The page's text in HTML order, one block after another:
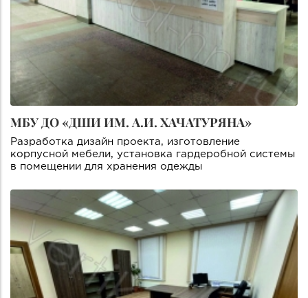
МБУ ДО «ДШИ ИМ. А.И. ХАЧАТУРЯНА»
Разработка дизайн проекта, изготовление
корпусной мебели, установка гардеробной системы
в помещении для хранения одежды